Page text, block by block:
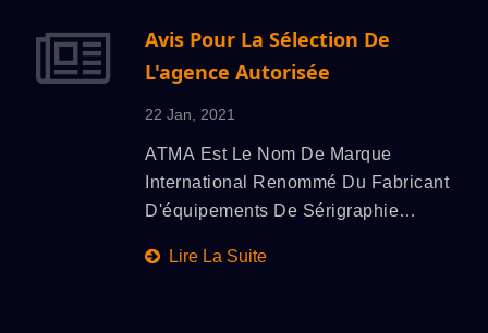
Sélectionné De Manière Exhaustive
Et Se Voit Décerner Le Taiwan
Modèle Pour L'industrie Taïwanaise
Sur Le Marché International.
Avis Pour La Sélection De
L'agence Autorisée
22 Jan, 2021
ATMA Est Le Nom De Marque
International Renommé Du Fabricant
D'équipements De Sérigraphie
Différentes Technologies
Lire La Suite